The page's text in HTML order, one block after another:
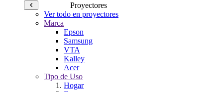
Proyectores
Ver todo en proyectores
Marca
Epson
Samsung
VTA
Kalley
Acer
Tipo de Uso
Hogar